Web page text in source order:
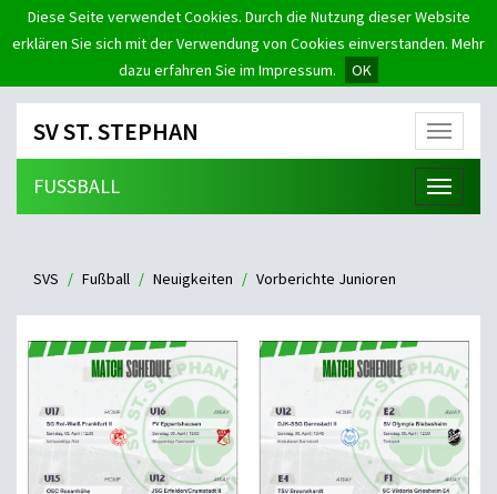
Diese Seite verwendet Cookies. Durch die Nutzung dieser Website
erklären Sie sich mit der Verwendung von Cookies einverstanden. Mehr
dazu erfahren Sie im Impressum.
OK
Menü
SV ST. STEPHAN
Menü
FUSSBALL
SVS Fußball Neuigkeiten Vorberichte Junioren